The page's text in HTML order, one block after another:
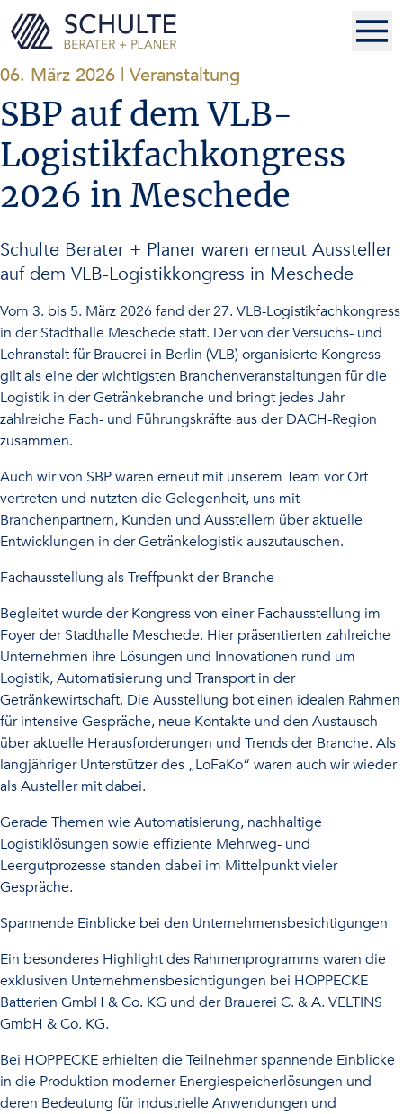
06. März 2026 | Veranstaltung
SBP auf dem VLB-
Logistikfachkongress
2026 in Meschede
Schulte Berater + Planer waren erneut Aussteller
auf dem VLB-Logistikkongress in Meschede
Vom 3. bis 5. März 2026 fand der 27. VLB-Logistikfachkongress
in der Stadthalle Meschede statt. Der von der Versuchs- und
Lehranstalt für Brauerei in Berlin (VLB) organisierte Kongress
gilt als eine der wichtigsten Branchenveranstaltungen für die
Logistik in der Getränkebranche und bringt jedes Jahr
zahlreiche Fach- und Führungskräfte aus der DACH-Region
zusammen.
Auch wir von SBP waren erneut mit unserem Team vor Ort
vertreten und nutzten die Gelegenheit, uns mit
Branchenpartnern, Kunden und Ausstellern über aktuelle
Entwicklungen in der Getränkelogistik auszutauschen.
Fachausstellung als Treffpunkt der Branche
Begleitet wurde der Kongress von einer Fachausstellung im
Foyer der Stadthalle Meschede. Hier präsentierten zahlreiche
Unternehmen ihre Lösungen und Innovationen rund um
Logistik, Automatisierung und Transport in der
Getränkewirtschaft. Die Ausstellung bot einen idealen Rahmen
für intensive Gespräche, neue Kontakte und den Austausch
über aktuelle Herausforderungen und Trends der Branche. Als
langjähriger Unterstützer des „LoFaKo“ waren auch wir wieder
als Austeller mit dabei.
Gerade Themen wie Automatisierung, nachhaltige
Logistiklösungen sowie effiziente Mehrweg- und
Leergutprozesse standen dabei im Mittelpunkt vieler
Gespräche.
Spannende Einblicke bei den Unternehmensbesichtigungen
Ein besonderes Highlight des Rahmenprogramms waren die
exklusiven Unternehmensbesichtigungen bei HOPPECKE
Batterien GmbH & Co. KG und der Brauerei C. & A. VELTINS
GmbH & Co. KG.
Bei HOPPECKE erhielten die Teilnehmer spannende Einblicke
in die Produktion moderner Energiespeicherlösungen und
deren Bedeutung für industrielle Anwendungen und